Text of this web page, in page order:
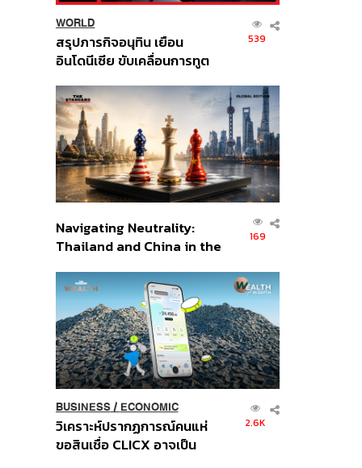
WORLD
สรุปภารกิจอนุทิน เยือน
อินโดนีเซีย ขับเคลื่อนการทูต
ส่วนยุทธศาสตร์ไทย –
อินโดนีเซีย
539
Navigating Neutrality:
Thailand and China in the
Order
169
BUSINESS/ ECONOMIC
วิเคราะห์ปรากฏการณ์คนแห่
ขอสินเชื่อ CLICX อาจเป็น
2.6K